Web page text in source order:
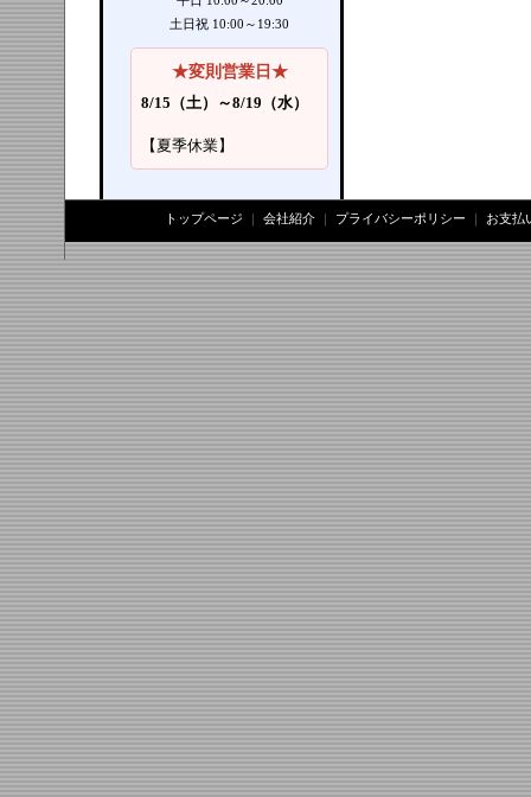
土日祝 10:00～19:30
★変則営業日★
8/15（土）～8/19（水）
【夏季休業】
トップページ 会社紹介 プライバシーポリシー お支払